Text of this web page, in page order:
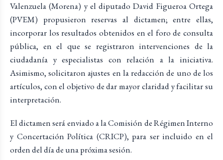
Valenzuela (Morena) y el diputado David Figueroa Ortega
(PVEM) propusieron reservas al dictamen; entre ellas,
incorporar los resultados obtenidos en el foro de consulta
pública, en el que se registraron intervenciones de la
ciudadanía y especialistas con relación a la iniciativa.
Asimismo, solicitaron ajustes en la redacción de uno de los
artículos, con el objetivo de dar mayor claridad y facilitar su
interpretación.
El dictamen será enviado a la Comisión de Régimen Interno
y Concertación Política (CRICP), para ser incluido en el
orden del día de una próxima sesión.